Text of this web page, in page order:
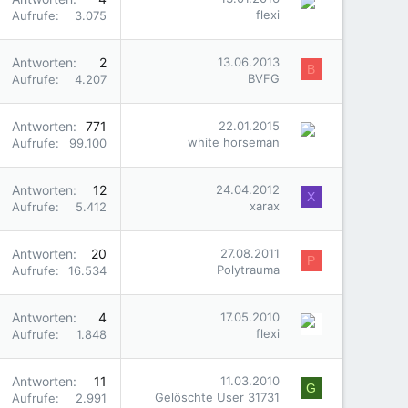
Aufrufe 3.075
flexi
Antworten 2
Aufrufe 4.207
13.06.2013
BVFG
B
Antworten 771
Aufrufe 99.100
22.01.2015
white horseman
Antworten 12
Aufrufe 5.412
24.04.2012
xarax
X
Antworten 20
Aufrufe 16.534
27.08.2011
Polytrauma
P
Antworten 4
Aufrufe 1.848
17.05.2010
flexi
Antworten 11
Aufrufe 2.991
11.03.2010
Gelöschte User 31731
G